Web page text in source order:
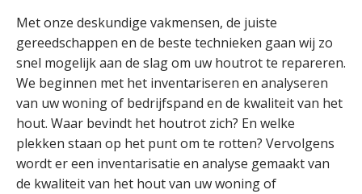
Met onze deskundige vakmensen, de juiste
gereedschappen en de beste technieken gaan wij zo
snel mogelijk aan de slag om uw houtrot te repareren.
We beginnen met het inventariseren en analyseren
van uw woning of bedrijfspand en de kwaliteit van het
hout. Waar bevindt het houtrot zich? En welke
plekken staan op het punt om te rotten? Vervolgens
wordt er een inventarisatie en analyse gemaakt van
de kwaliteit van het hout van uw woning of